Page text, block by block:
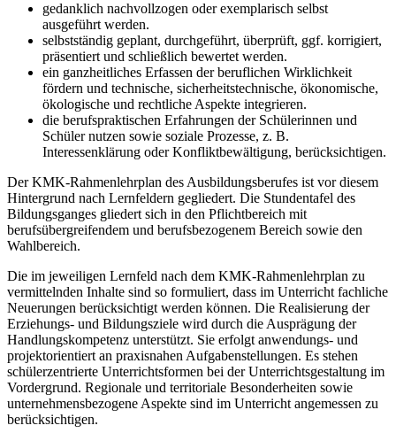
gedanklich nachvollzogen oder exemplarisch selbst
ausgeführt werden.
selbstständig geplant, durchgeführt, überprüft, ggf. korrigiert,
präsentiert und schließlich bewertet werden.
ein ganzheitliches Erfassen der beruflichen Wirklichkeit
fördern und technische, sicherheitstechnische, ökonomische,
ökologische und rechtliche Aspekte integrieren.
die berufspraktischen Erfahrungen der Schülerinnen und
Schüler nutzen sowie soziale Prozesse, z. B.
Interessenklärung oder Konfliktbewältigung, berücksichtigen.
Der KMK-Rahmenlehrplan des Ausbildungsberufes ist vor diesem
Hintergrund nach Lernfeldern gegliedert. Die Stundentafel des
Bildungsganges gliedert sich in den Pflichtbereich mit
berufsübergreifendem und berufsbezogenem Bereich sowie den
Wahlbereich.
Die im jeweiligen Lernfeld nach dem KMK-Rahmenlehrplan zu
vermittelnden Inhalte sind so formuliert, dass im Unterricht fachliche
Neuerungen berücksichtigt werden können. Die Realisierung der
Erziehungs- und Bildungsziele wird durch die Ausprägung der
Handlungskompetenz unterstützt. Sie erfolgt anwendungs- und
projektorientiert an praxisnahen Aufgabenstellungen. Es stehen
schülerzentrierte Unterrichtsformen bei der Unterrichtsgestaltung im
Vordergrund. Regionale und territoriale Besonderheiten sowie
unternehmensbezogene Aspekte sind im Unterricht angemessen zu
berücksichtigen.